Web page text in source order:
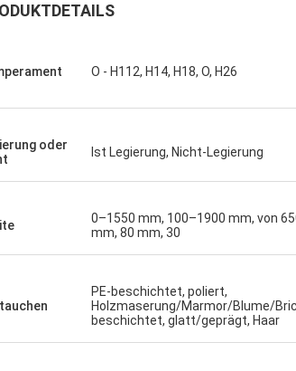
O - H112, H14, H18, O, H26
oder
Ist Legierung, Nicht-Legierung
0–1550 mm, 100–1900 mm, von
mm, 80 mm, 30
PE-beschichtet, poliert,
Holzmaserung/Marmor/Blume/
beschichtet, glatt/geprägt, Haar